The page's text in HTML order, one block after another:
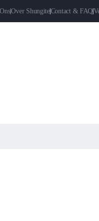
Over ShungiteContact & FAQ